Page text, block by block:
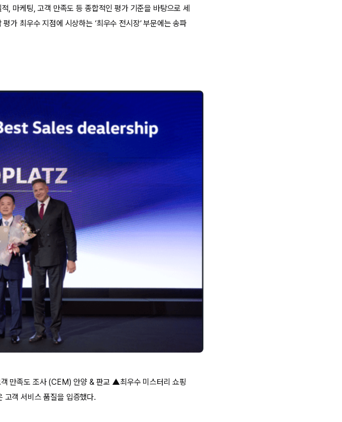
, 마케팅, 고객 만족도 등 종합적인 평가 기준을 바탕으로 세
가 최우수 지점에 시상하는 ‘최우수 전시장’ 부문에는 송파
만족도 조사 (CEM) 안양 & 판교 ▲최우수 미스터리 쇼핑
고객 서비스 품질을 입증했다.